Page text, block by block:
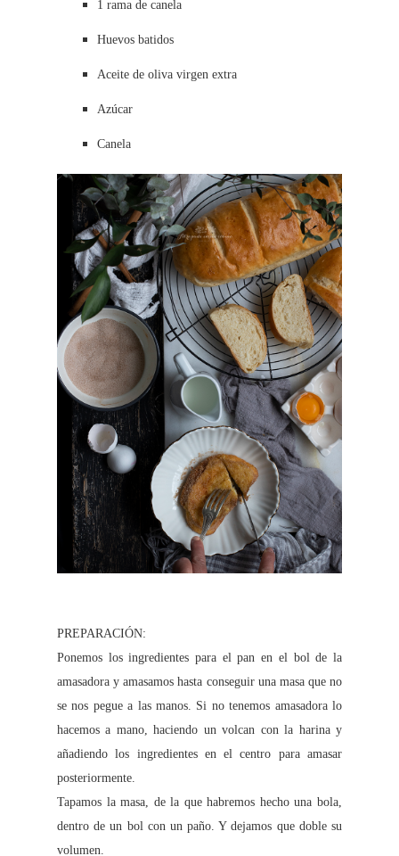
1 rama de canela
Huevos batidos
Aceite de oliva virgen extra
Azúcar
Canela
PREPARACIÓN:
Ponemos los ingredientes para el pan en el bol de la
amasadora y amasamos hasta conseguir una masa que no
se nos pegue a las manos. Si no tenemos amasadora lo
hacemos a mano, haciendo un volcan con la harina y
añadiendo los ingredientes en el centro para amasar
posteriormente.
Tapamos la masa, de la que habremos hecho una bola,
dentro de un bol con un paño. Y dejamos que doble su
volumen.